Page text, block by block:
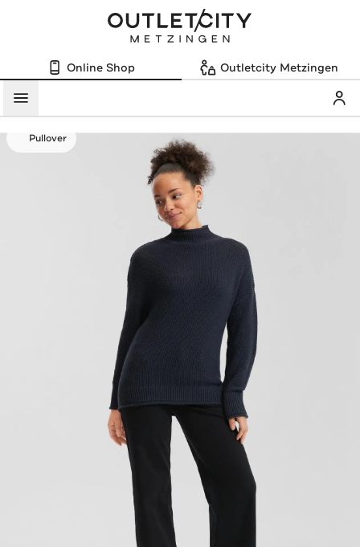
Online Shop Outletcity Metzingen
Menü
Pullover